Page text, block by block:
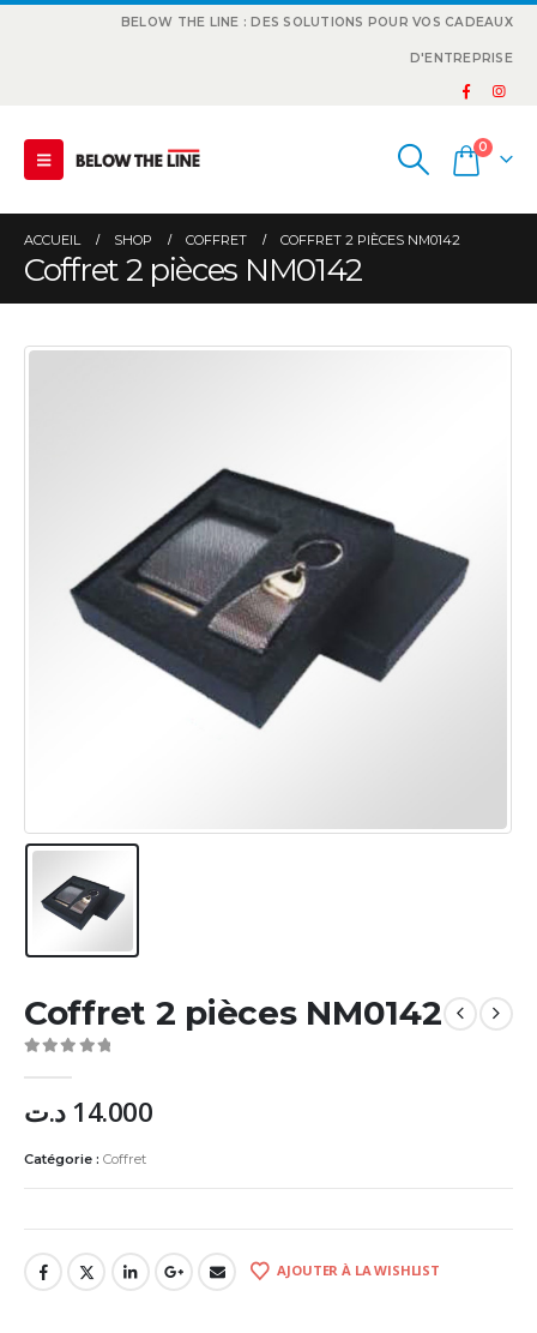
BELOW THE LINE : DES SOLUTIONS POUR VOS CADEAUX
D'ENTREPRISE
0
ACCUEIL SHOP COFFRET COFFRET 2 PIÈCES NM0142
Coffret 2 pièces NM0142
Coffret 2 pièces NM0142
14.000 د.ت
Catégorie : Coffret
AJOUTER À LA WISHLIST